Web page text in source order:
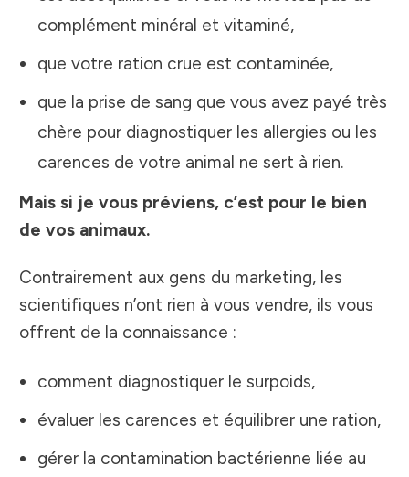
complément minéral et vitaminé,
que votre ration crue est contaminée,
que la prise de sang que vous avez payé très
chère pour diagnostiquer les allergies ou les
carences de votre animal ne sert à rien.
Mais si je vous préviens, c’est pour le bien
de vos animaux.
Contrairement aux gens du marketing, les
scientifiques n’ont rien à vous vendre, ils vous
offrent de la connaissance :
comment diagnostiquer le surpoids,
évaluer les carences et équilibrer une ration,
gérer la contamination bactérienne liée au